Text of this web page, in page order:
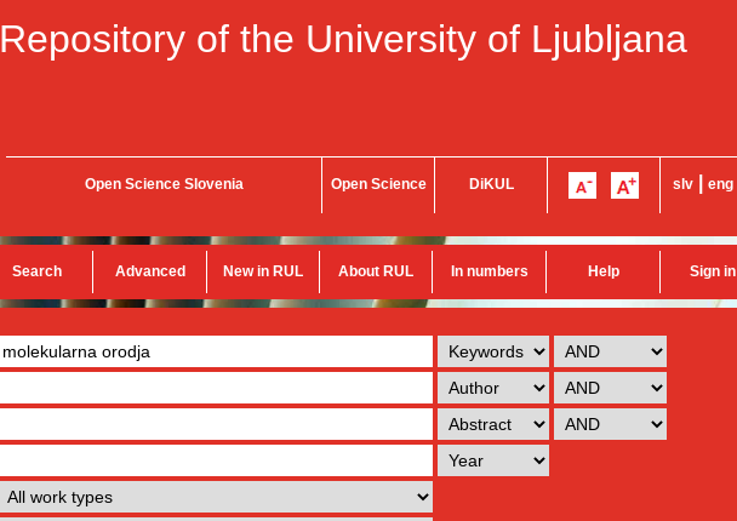
Repository of the University of Ljubljana
Open Science Slovenia Open Science DiKUL slv eng
Search Advanced New in RUL About RUL In numbers Help Sign in